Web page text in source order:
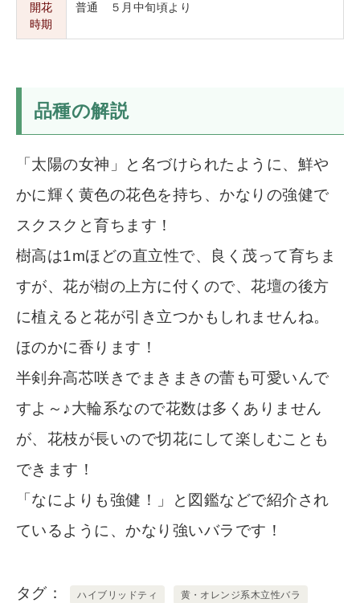
開花
時期
普通 ５月中旬頃より
品種の解説
「太陽の女神」と名づけられたように、鮮や
かに輝く黄色の花色を持ち、かなりの強健で
スクスクと育ちます！
樹高は1mほどの直立性で、良く茂って育ちま
すが、花が樹の上方に付くので、花壇の後方
に植えると花が引き立つかもしれませんね。
ほのかに香ります！
半剣弁高芯咲きでまきまきの蕾も可愛いんで
すよ～♪大輪系なので花数は多くありません
が、花枝が長いので切花にして楽しむことも
できます！
「なによりも強健！」と図鑑などで紹介され
ているように、かなり強いバラです！
タグ ハイブリッドティ 黄・オレンジ系木立性バラ